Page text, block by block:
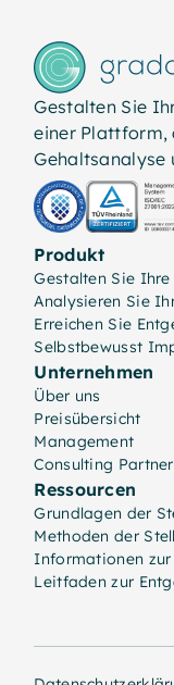
Gestalten Sie
einer Plattform,
Gehaltsanalyse
Produkt
Gestalten Sie
Analysieren Sie
Erreichen Sie
Selbstbewusst
Unternehmen
Über uns
Preisübersicht
Management
Consulting Partner
Ressourcen
Grundlagen der
Methoden der
Informationen zur
Leitfaden zur